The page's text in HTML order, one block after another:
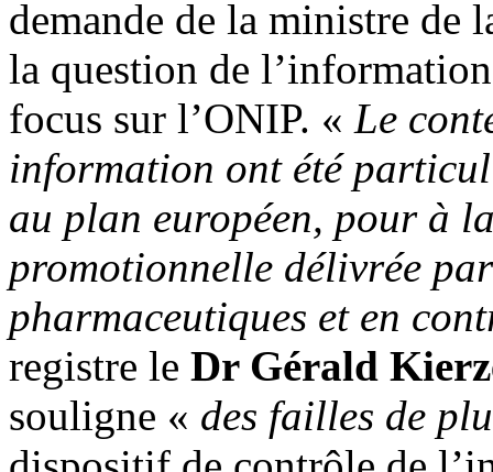
demande de la ministre de
la question de
focus sur l’ONIP. « Le
information ont été
au plan européen, pour à
promotionnelle délivrée
pharmaceutiques et en
registre le Dr Gérald
souligne « des failles de